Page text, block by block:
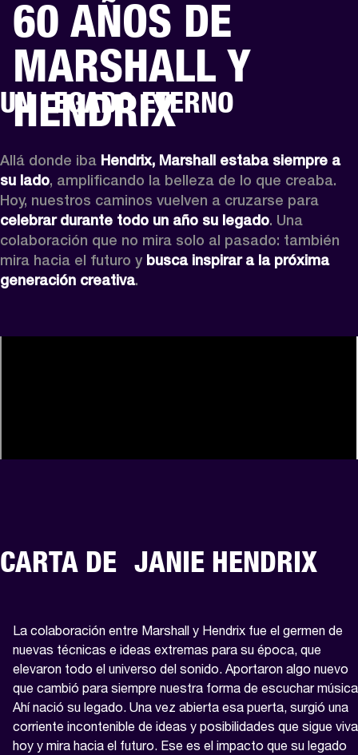
SOLUCIONES EMPRESARIALES
AURICULARES BATERÍAS ROPA BACKSTAGE
60 AÑOS DE
MARSHALL Y
HENDRIX
UN LEGADO ETERNO
Allá donde iba Hendrix, Marshall estaba siempre a
su lado, amplificando la belleza de lo que creaba.
celebrar durante todo un año su legado. Una
colaboración que no mira solo al pasado: también
mira hacia el futuro y busca inspirar a la próxima
generación creativa.
CARTA DE JANIE HENDRIX
La colaboración entre Marshall y Hendrix fue el germen de
nuevas técnicas e ideas extremas para su época, que
elevaron todo el universo del sonido. Aportaron algo nuevo
que cambió para siempre nuestra forma de escuchar
Ahí nació su legado. Una vez abierta esa puerta, surgió una
corriente incontenible de ideas y posibilidades que sigue viva
hoy y mira hacia el futuro. Ese es el impacto que su legado